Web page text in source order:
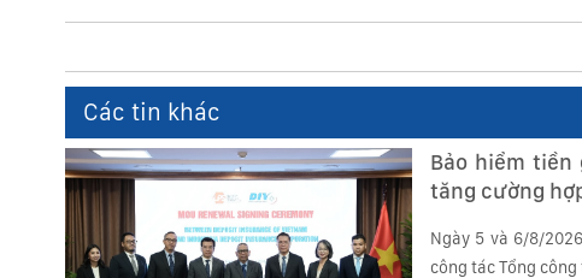
Các tin khác
Bảo hiểm tiền
tăng cường
Ngày 5 và 6/8/
công tác Tổng